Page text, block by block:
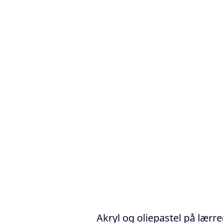
Akryl og oliepastel på